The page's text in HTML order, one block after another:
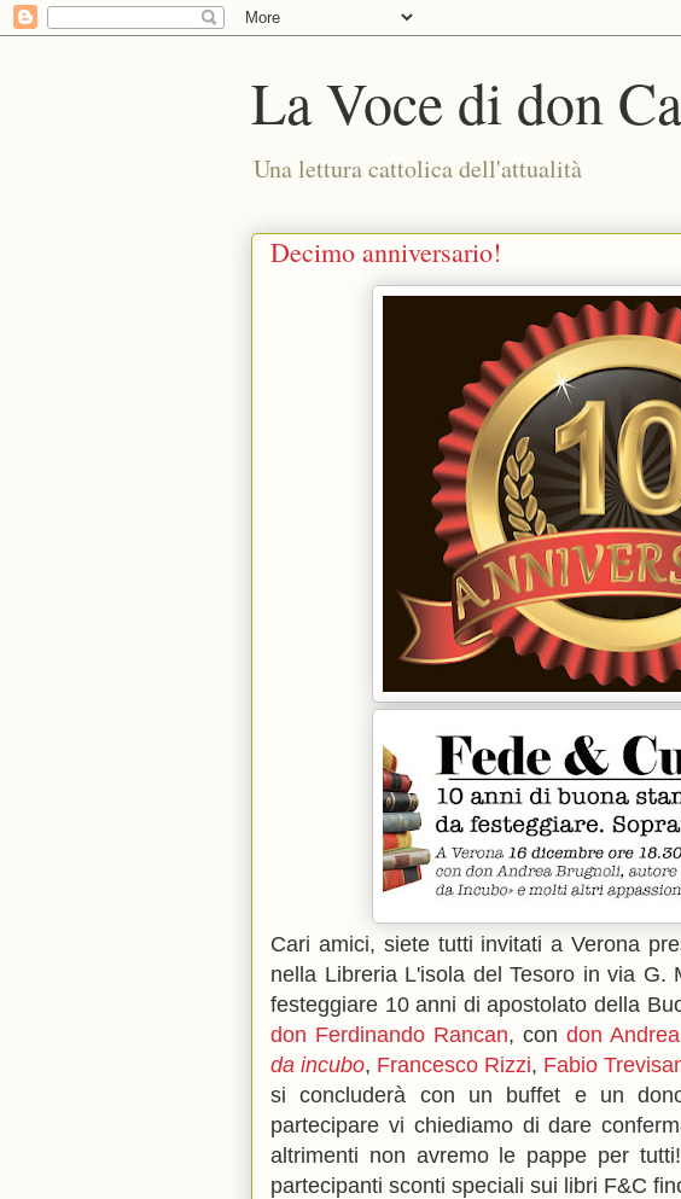
La Voce di don
Una lettura cattolica dell'attualità
Decimo anniversario!
Cari amici, siete tutti invitati a Verona
nella Libreria L'isola del Tesoro in via G.
festeggiare 10 anni di apostolato della
don Ferdinando Rancan, con don
da incubo, Francesco Rizzi, Fabio
si concluderà con un buffet e un
partecipare vi chiediamo di dare
altrimenti non avremo le pappe per
partecipanti sconti speciali sui libri F&C